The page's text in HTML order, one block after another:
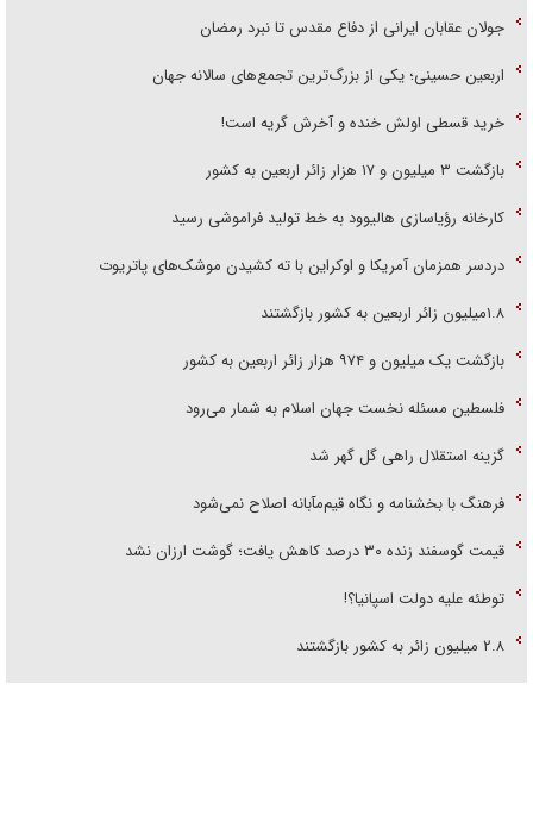
جولان عقابان ایرانی از دفاع مقدس تا نبرد رمضان
اربعین حسینی؛ یکی از بزرگ‌ترین تجمع‌های سالانه جهان
خرید قسطی اولش خنده و آخرش گریه است!
بازگشت ۳ میلیون و ۱۷ هزار زائر اربعین به کشور
کارخانه رؤیاسازی هالیوود به خط تولید فراموشی رسید
دردسر همزمان آمریکا و اوکراین با ته کشیدن موشک‌های پاتریوت
۱.۸میلیون زائر اربعین به کشور بازگشتند
بازگشت یک میلیون و ۹۷۴ هزار زائر اربعین به کشور
فلسطین مسئله نخست جهان اسلام به شمار می‌رود
گزینه استقلال راهی گل گهر شد
فرهنگ با بخشنامه و نگاه قیم‌مآبانه اصلاح نمی‌شود
قیمت گوسفند زنده ۳۰ درصد کاهش یافت؛ گوشت ارزان نشد
توطئه علیه دولت اسپانیا؟!
۲.۸ میلیون زائر به کشور بازگشتند